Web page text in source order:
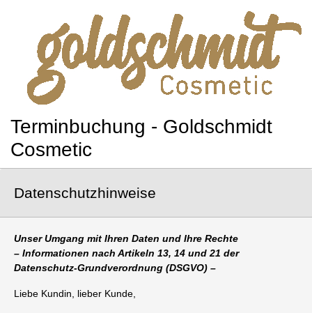
Terminbuchung - Goldschmidt
Cosmetic
Datenschutzhinweise
Unser Umgang mit Ihren Daten und Ihre Rechte
– Informationen nach Artikeln 13, 14 und 21 der
Datenschutz-Grundverordnung (DSGVO) –
Liebe Kundin, lieber Kunde,